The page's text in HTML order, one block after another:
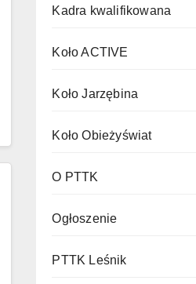
Kadra kwalifikowana
Koło ACTIVE
Koło Jarzębina
Koło Obieżyświat
O PTTK
Ogłoszenie
PTTK Leśnik